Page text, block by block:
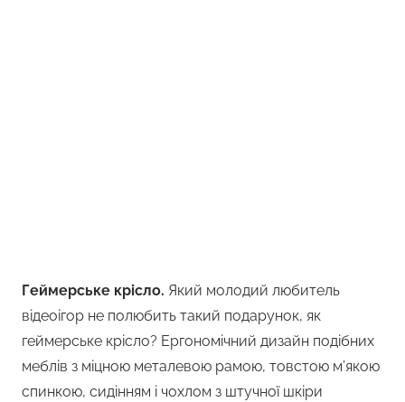
Геймерське крісло. Який молодий любитель
відеоігор не полюбить такий подарунок, як
геймерське крісло? Ергономічний дизайн подібних
меблів з міцною металевою рамою, товстою м’якою
спинкою, сидінням і чохлом з штучної шкіри